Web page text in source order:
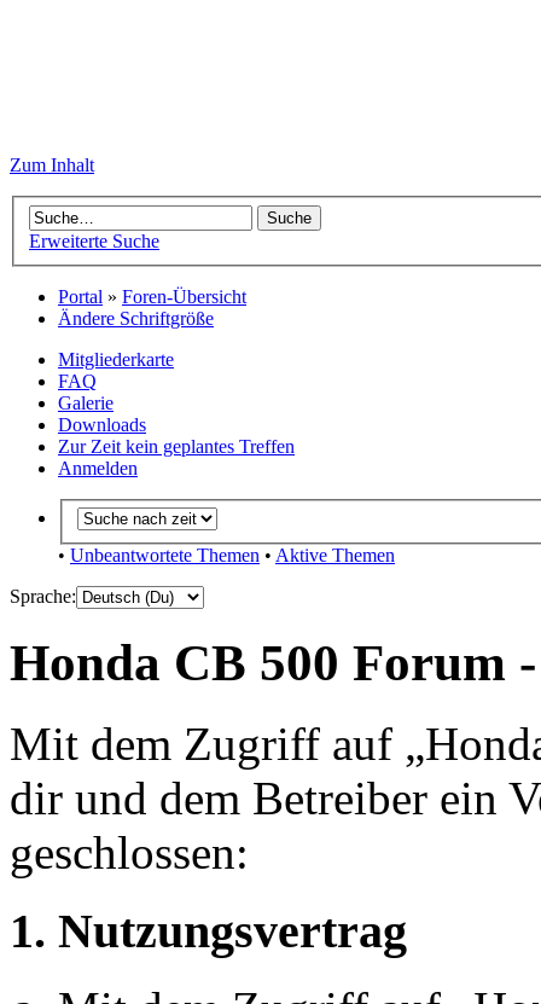
Erweiterte Suche
Portal»Foren-Übersicht
Ändere Schriftgröße
Mitgliederkarte
FAQ
Galerie
Downloads
Zur Zeit kein geplantes Treffen
Anmelden
•Unbeantwortete Themen
Sprache:
Honda CB 500 Forum
Mit dem Zugriff auf
dir und dem Betreiber ein
geschlossen:
1. Nutzungsvertrag
Mit dem Zugriff auf
Folgenden „das